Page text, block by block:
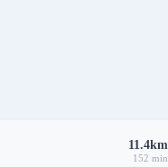
11.4km
152 min